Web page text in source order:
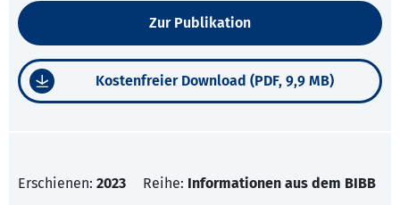
Zur Publikation
Kostenfreier Download (PDF, 9,9 MB)
Erschienen: 2023 Reihe: Informationen aus dem BIBB